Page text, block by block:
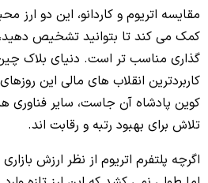
مقایسه اتریوم و کاردانو، این دو ارز
کمک می کند تا بتوانید تشخیص
گذاری مناسب تر است. دنیای بلاک
کاربردترین انقلاب های مالی این
کوین پادشاه آن جاست، سایر فناوری ها
تلاش برای بهبود رتبه و رقابت اند.
اگرچه پلتفرم اتریوم از نظر ارزش بازاری